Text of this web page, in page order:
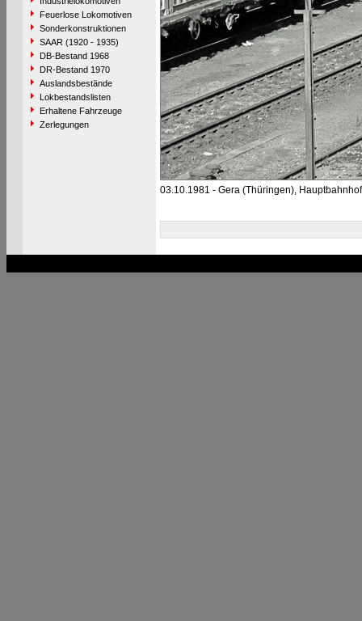
Feuerlose Lokomotiven
Sonderkonstruktionen
SAAR (1920 - 1935)
DB-Bestand 1968
DR-Bestand 1970
Auslandsbestände
Lokbestandslisten
Erhaltene Fahrzeuge
Zerlegungen
03.10.1981 - Gera (Thüringen),